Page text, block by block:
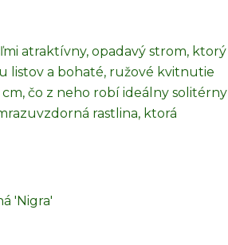
atraktívny, opadavý strom, ktorý
listov a bohaté, ružové kvitnutie
čo z neho robí ideálny solitérny
rastlina, ktorá
'Nigra'